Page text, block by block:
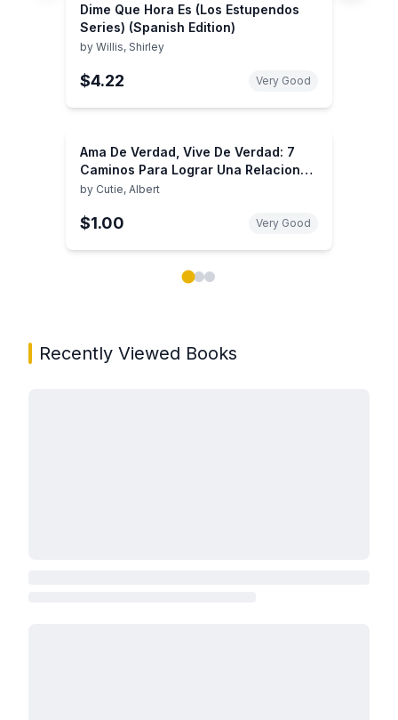
Dime Que Hora Es (Los Estupendos
Series) (Spanish Edition)
by Willis, Shirley
$4.22 Very Good
Ama De Verdad, Vive De Verdad: 7
Caminos Para Lograr Una Relacion
Solida y Duradera (Spanish Edition)
by Cutie, Albert
$1.00 Very Good
Recently Viewed Books